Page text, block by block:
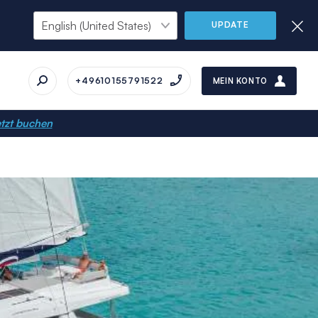
UPDATE
+49610155791522 MEIN KONTO
buchen